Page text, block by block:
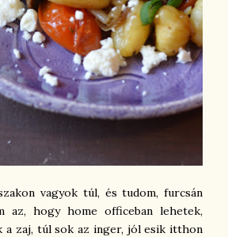
vagyok túl, és tudom, furcsán
az, hogy home officeban lehetek,
a zaj, túl sok az inger, jól esik itthon